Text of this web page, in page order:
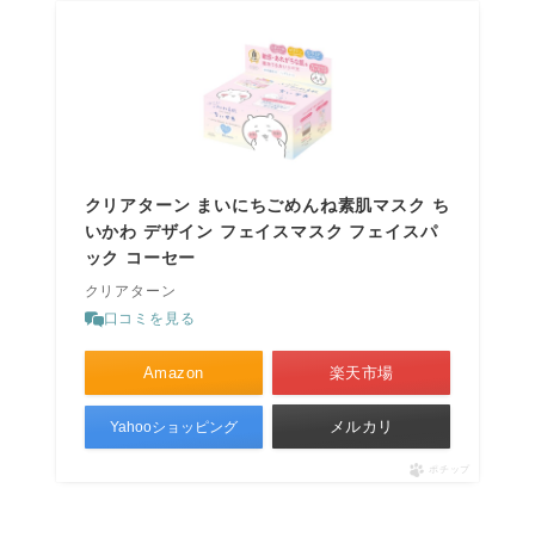
クリアターン まいにちごめんね素肌マスク ち
いかわ デザイン フェイスマスク フェイスパ
ック コーセー
クリアターン
口コミを見る
Amazon 楽天市場
Yahooショッピング メルカリ
ポチップ